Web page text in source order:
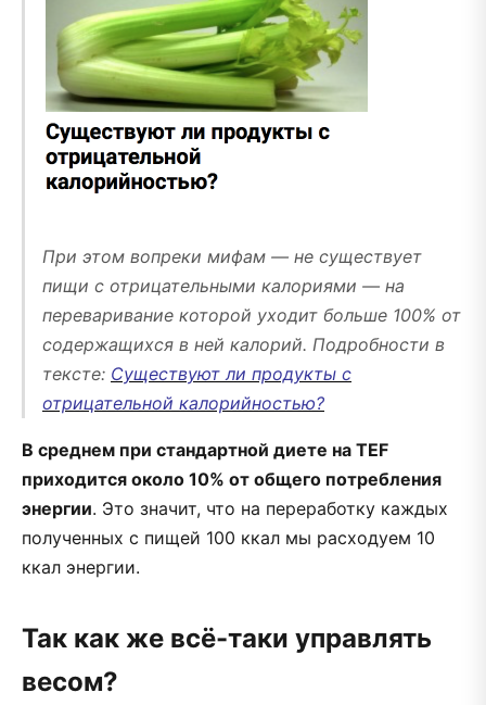
При этом вопреки мифам — не существует
пищи с отрицательными калориями — на
переваривание которой уходит больше 100% от
содержащихся в ней калорий. Подробности в
тексте: Существуют ли продукты с
отрицательной калорийностью?
В среднем при стандартной диете на TEF
приходится около 10% от общего потребления
энергии. Это значит, что на переработку каждых
полученных с пищей 100 ккал мы расходуем 10
ккал энергии.
Так как же всё-таки управлять
весом?